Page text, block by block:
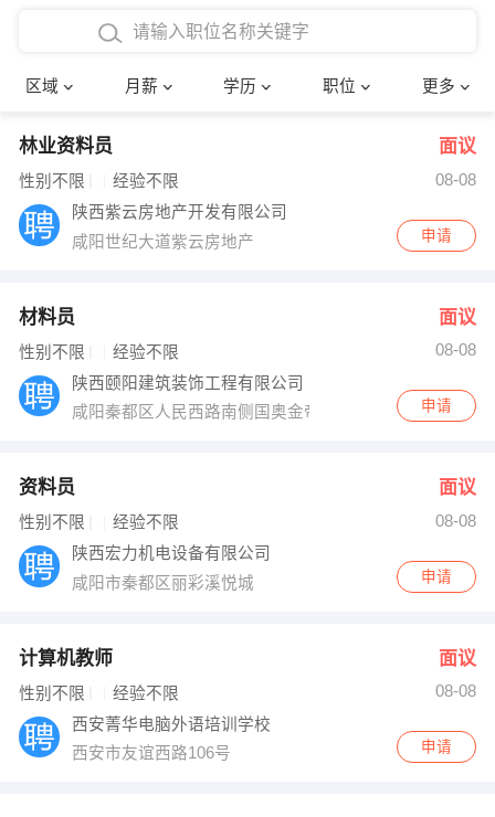
区域 月薪 学历 职位 更多
4000-5000元
8000-12000元
12000-20000元
博士
文员
财务会计
网络IT
快递员
收银员 技术员/工程师
出纳
编辑
跟单
其他职位
确定
林业资料员 面议
性别不限 经验不限
08-08
陕西紫云房地产开发有限公司
咸阳世纪大道紫云房地产
申请
材料员 面议
性别不限 经验不限
08-08
陕西颐阳建筑装饰工程有限公司
咸阳秦都区人民西路南侧国奥金帝
申请
资料员 面议
性别不限 经验不限
08-08
陕西宏力机电设备有限公司
咸阳市秦都区丽彩溪悦城
申请
计算机教师 面议
性别不限 经验不限
08-08
西安菁华电脑外语培训学校
西安市友谊西路106号
申请